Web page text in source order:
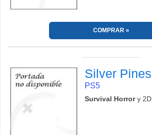
COMPRAR
Silver Pines
PS5
Survival Horrory 2D